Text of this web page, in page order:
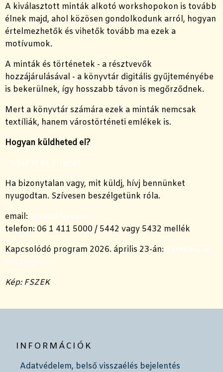
A kiválasztott minták alkotó workshopokon is tovább
élnek majd, ahol közösen gondolkodunk arról, hogyan
értelmezhetők és vihetők tovább ma ezek a
motívumok.
A minták és történetek - a résztvevők
hozzájárulásával - a könyvtár digitális gyűjteményébe
is bekerülnek, így hosszabb távon is megőrződnek.
Mert a könyvtár számára ezek a minták nemcsak
textíliák, hanem várostörténeti emlékek is.
Hogyan küldheted el?
Ha bizonytalan vagy, mit küldj, hívj bennünket
nyugodtan. Szívesen beszélgetünk róla.
email:
telefon: 06 1 411 5000 / 5442 vagy 5432 mellék
Kapcsolódó program 2026. április 23-án:
Kép: FSZEK
INFORMÁCIÓK
Adatvédelem, belső visszaélés bejelentés